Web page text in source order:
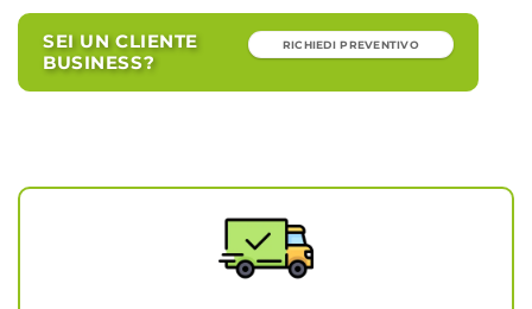
SEI UN CLIENTE
BUSINESS?
RICHIEDI PREVENTIVO